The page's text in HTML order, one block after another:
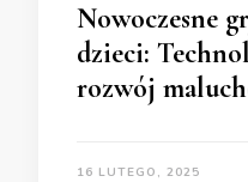
Nowoczesne
dzieci:
rozwój
16 LUTEGO, 2025